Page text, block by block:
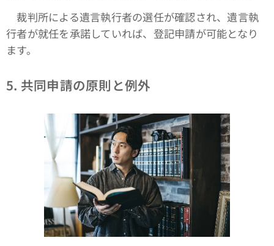
裁判所による遺言執行者の選任が確認され、遺言執
行者が就任を承諾していれば、登記申請が可能となり
ます。
5. 共同申請の原則と例外